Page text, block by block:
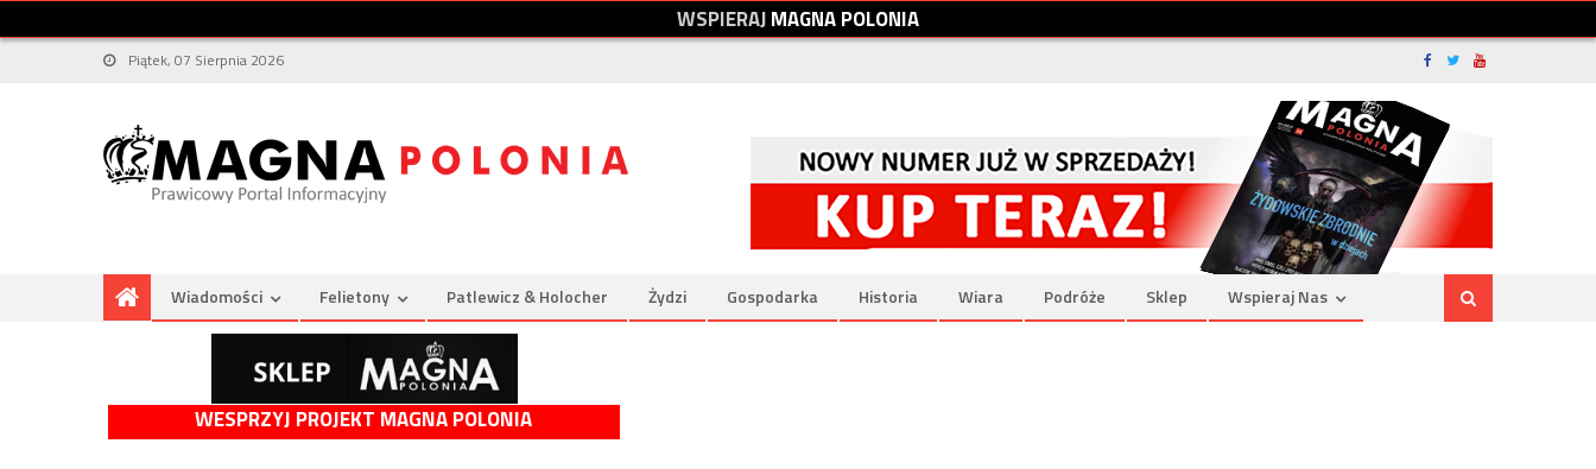
WSPIERAJMAGNAPOLONIA
Piątek, 07 Sierpnia 2026
Wiadomości Felietony Patlewicz & Holocher Żydzi Gospodarka Historia Wiara Podróże Sklep Wspieraj Nas
WESPRZYJ PROJEKT MAGNA POLONIA